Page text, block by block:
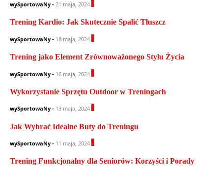
wySportowaNy - 21 maja, 2024
Trening Kardio: Jak Skutecznie Spalić Tłuszcz
wySportowaNy - 18 maja, 2024
Trening jako Element Zrównoważonego Stylu Życia
wySportowaNy - 16 maja, 2024
Wykorzystanie Sprzętu Outdoor w Treningach
wySportowaNy - 13 maja, 2024
Jak Wybrać Idealne Buty do Treningu
wySportowaNy - 11 maja, 2024
Trening Funkcjonalny dla Seniorów: Korzyści i Porady